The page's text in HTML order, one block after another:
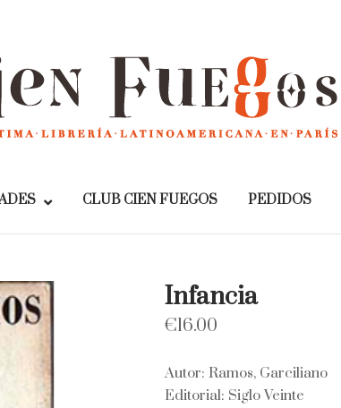
CLUB CIEN FUEGOS PEDIDOS
Infancia
€16.00
Autor: Ramos, Garciliano
Editorial: Siglo Veinte